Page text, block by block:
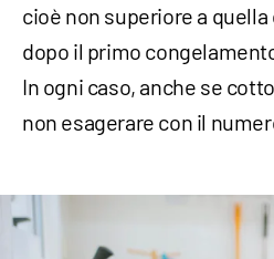
cioè non superiore a
dopo il primo
In ogni caso, anche se
non esagerare con il